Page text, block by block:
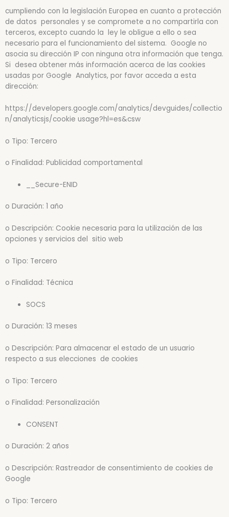
cumpliendo con la legislación Europea en cuanto a protección
de datos personales y se compromete a no compartirla con
terceros, excepto cuando la ley le obligue a ello o sea
necesario para el funcionamiento del sistema. Google no
asocia su dirección IP con ninguna otra información que tenga.
Si desea obtener más información acerca de las cookies
usadas por Google Analytics, por favor acceda a esta
dirección:
https://developers.google.com/analytics/devguides/collectio
n/analyticsjs/cookie usage?hl=es&csw
o Tipo: Tercero
o Finalidad: Publicidad comportamental
__Secure-ENID
o Duración: 1 año
o Descripción: Cookie necesaria para la utilización de las
opciones y servicios del sitio web
o Tipo: Tercero
o Finalidad: Técnica
SOCS
o Duración: 13 meses
o Descripción: Para almacenar el estado de un usuario
respecto a sus elecciones de cookies
o Tipo: Tercero
o Finalidad: Personalización
CONSENT
o Duración: 2 años
o Descripción: Rastreador de consentimiento de cookies de
Google
o Tipo: Tercero